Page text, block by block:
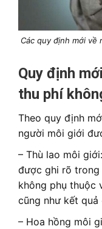
Các quy định mới về
Quy định
thu phí
Theo quy định
người môi giới
– Thù lao môi
được ghi rõ trong
không phụ thuộc
cũng như kết
– Hoa hồng môi